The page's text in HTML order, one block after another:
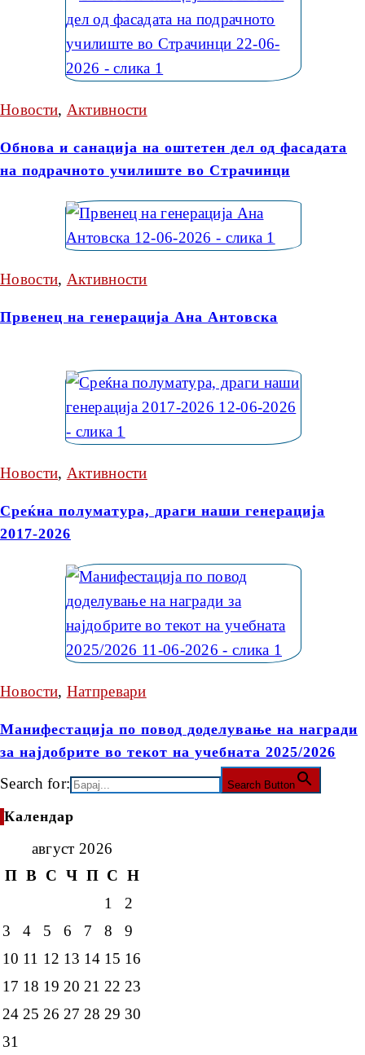
Новости, Активности
Обнова и санација на оштетен дел од фасадата
на подрачното училиште во Страчинци
Новости, Активности
Првенец на генерација Ана Антовска
Новости, Активности
Среќна полуматура, драги наши генерација
2017-2026
Новости, Натпревари
Манифестација по повод доделување на награди
за најдобрите во текот на учебната 2025/2026
Search for: Search Button
Календар
август 2026
П В С Ч П С Н
1
2
3
4 5 6 7 8
9
10 11 12 13 14 15 16
17 18 19 20 21 22 23
24 25 26 27 28 29 30
31